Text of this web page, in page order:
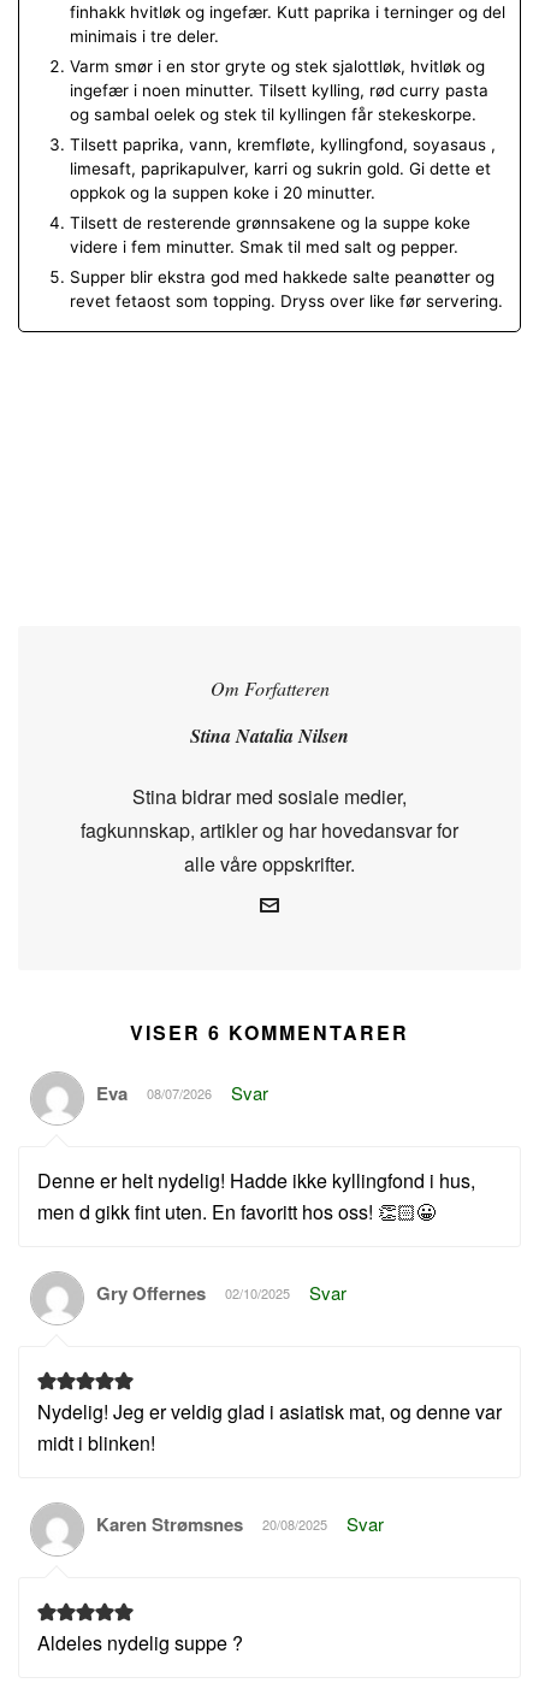
finhakk hvitløk og ingefær. Kutt paprika i terninger og del
minimais i tre deler.
Varm smør i en stor gryte og stek sjalottløk, hvitløk og
ingefær i noen minutter. Tilsett kylling, rød curry pasta
og sambal oelek og stek til kyllingen får stekeskorpe.
Tilsett paprika, vann, kremfløte, kyllingfond, soyasaus ,
limesaft, paprikapulver, karri og sukrin gold. Gi dette et
oppkok og la suppen koke i 20 minutter.
Tilsett de resterende grønnsakene og la suppe koke
videre i fem minutter. Smak til med salt og pepper.
Supper blir ekstra god med hakkede salte peanøtter og
revet fetaost som topping. Dryss over like før servering.
Om Forfatteren
Stina Natalia Nilsen
Stina bidrar med sosiale medier,
fagkunnskap, artikler og har hovedansvar for
alle våre oppskrifter.
VISER 6 KOMMENTARER
Eva 08/07/2026 Svar
Denne er helt nydelig! Hadde ikke kyllingfond i hus,
men d gikk fint uten. En favoritt hos oss! 👏🏻😀
Gry Offernes 02/10/2025 Svar
Nydelig! Jeg er veldig glad i asiatisk mat, og denne var
midt i blinken!
Karen Strømsnes 20/08/2025 Svar
Aldeles nydelig suppe ?